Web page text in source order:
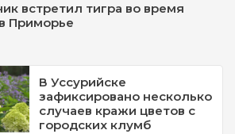
встретил тигра во время
Приморье
В Уссурийске
зафиксировано несколько
случаев кражи цветов с
городских клумб